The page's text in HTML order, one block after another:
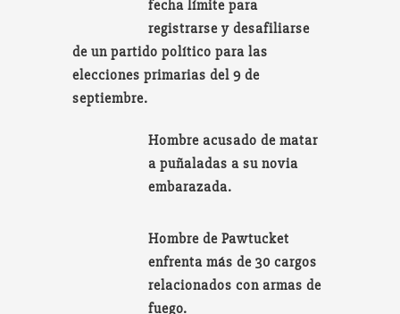
fecha límite para
registrarse y desafiliarse
de un partido político para las
elecciones primarias del 9 de
septiembre.
Hombre acusado de matar
a puñaladas a su novia
embarazada.
Hombre de Pawtucket
enfrenta más de 30 cargos
relacionados con armas de
fuego.